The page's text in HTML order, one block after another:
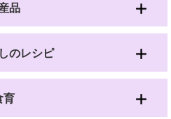
品
のレシピ
育